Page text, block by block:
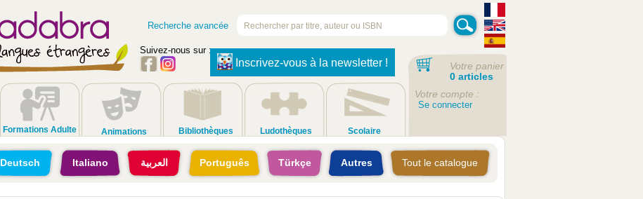
Recherche avancée
Suivez-nous sur :
Inscrivez-vous à la newsletter !
Formations Adulte Animations Bibliothèques Ludothèques Scolaire
Votre panier
0 articles
Votre compte :
Se connecter
Deutsch Italiano العربية Português Türkçe Autres Tout le catalogue